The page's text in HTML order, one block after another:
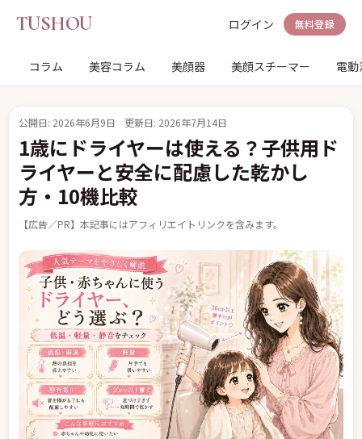
TUSHOU ログイン 無料登録
コラム 美容コラム 美顔器 美顔スチーマー 電
公開日: 2026年6月9日 更新日: 2026年7月14日
1歳にドライヤーは使える？子供用ド
ライヤーと安全に配慮した乾かし
方・10機比較
【広告／PR】本記事にはアフィリエイトリンクを含みます。